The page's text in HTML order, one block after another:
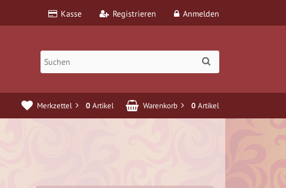
Anmelden
Registrieren
Kasse
Warenkorb 0 Artikel
Merkzettel 0 Artikel